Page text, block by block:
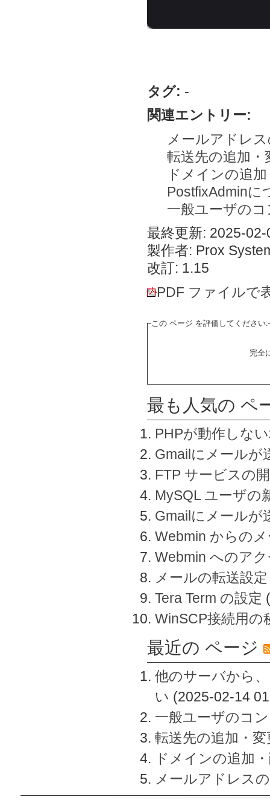
タグ: -
関連エントリー:
メールアドレ
転送先の追加・
ドメインの追
PostfixAdminに
一般ユーザの
最終更新: 2025-
製作者: Prox
改訂: 1.15
PDF ファイルで
この ページ を評価してください:
完全
最も人気の ペ
PHPが動作しな
Gmailにメールが
FTP サービスの
MySQL ユーザの
Gmailにメールが
Webmin からの
Webmin へのア
メールの転送設定
Tera Term の設定
WinSCP接続用の
最近の ページ
他のサーバから
い (2025-02-14
一般ユーザのコ
転送先の追加・
ドメインの追加
メールアドレス